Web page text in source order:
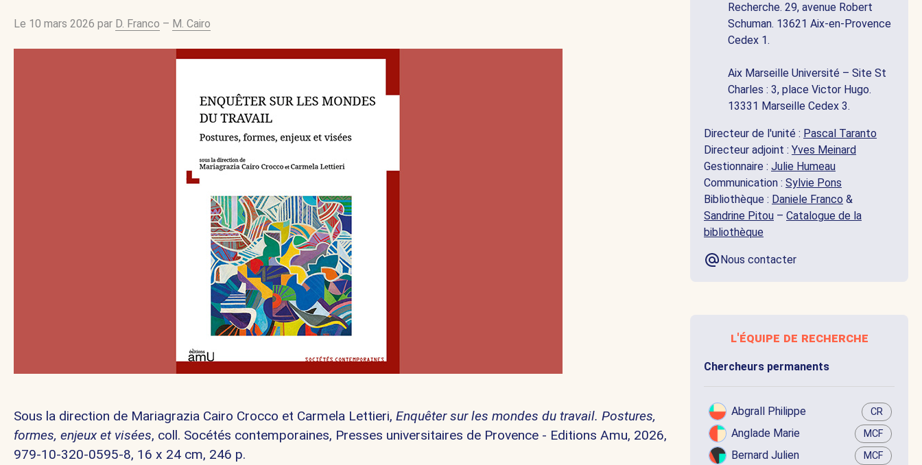
Le 10 mars 2026 par D. Franco – M. Cairo
Sous la direction de Mariagrazia Cairo Crocco et Carmela Lettieri, Enquêter sur les mondes du travail. Postures,
formes, enjeux et visées, coll. Socétés contemporaines, Presses universitaires de Provence - Editions Amu, 2026,
979-10-320-0595-8, 16 x 24 cm, 246 p.
Recherche. 29, avenue Robert
Schuman. 13621 Aix-en-Provence
Cedex 1.
Aix Marseille Université – Site St
Charles : 3, place Victor Hugo.
13331 Marseille Cedex 3.
Directeur de l'unité : Pascal Taranto
Directeur adjoint : Yves Meinard
Gestionnaire : Julie Humeau
Communication : Sylvie Pons
Bibliothèque : Daniele Franco &
Sandrine Pitou – Catalogue de la
bibliothèque
Nous contacter
l'équipe de recherche
Chercheurs permanents
Abgrall Philippe CR
Anglade Marie MCF
Bernard Julien MCF